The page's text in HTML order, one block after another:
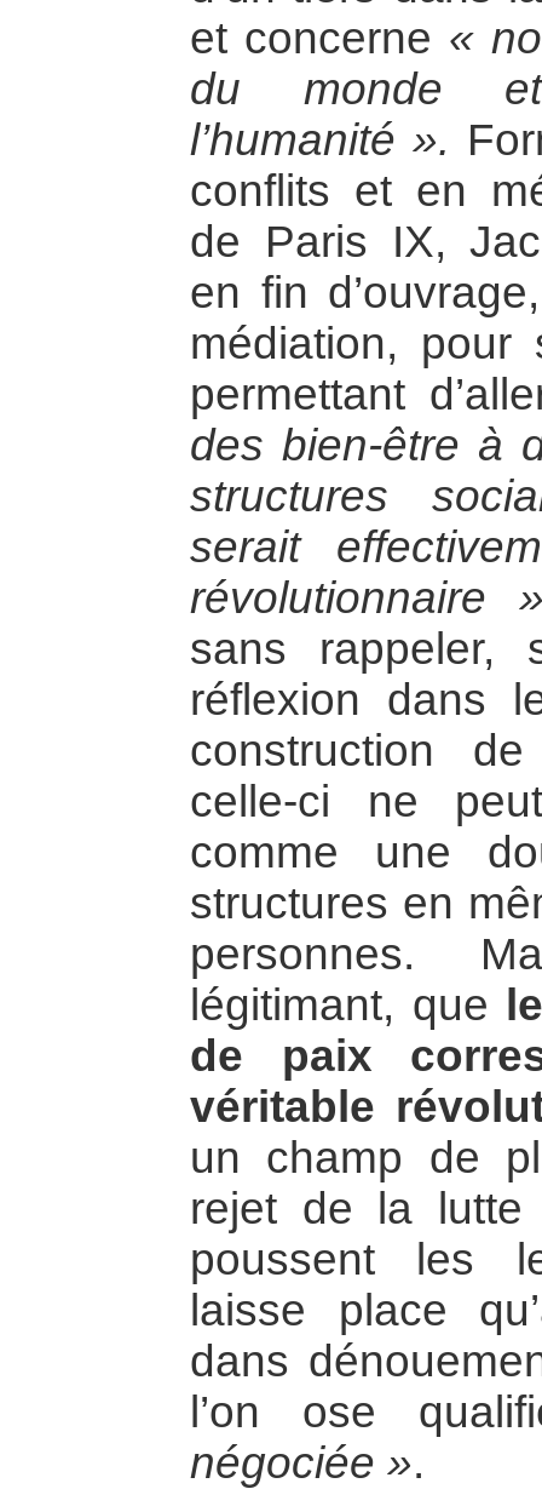
et concerne «
du monde
l’humanité ».
conflits et en
de Paris IX,
en fin
médiation, pour
permettant
des bien-être à
structures
serait
révolutionnaire
sans rappeler,
réflexion dans
construction
celle-ci ne
comme une
structures en
personnes.
légitimant, que
de paix
véritable
un champ de
rejet de la lutte
poussent les
laisse place
dans
l’on ose
négociée ».